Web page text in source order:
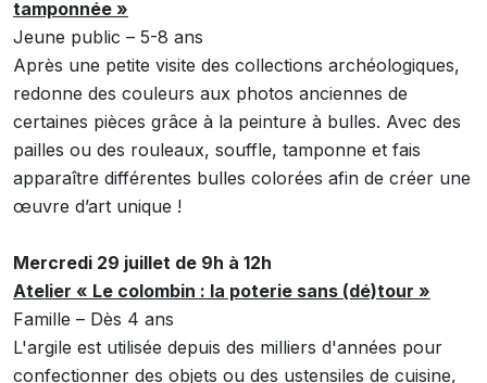
tamponnée »
Jeune public – 5-8 ans
Après une petite visite des collections archéologiques,
redonne des couleurs aux photos anciennes de
certaines pièces grâce à la peinture à bulles. Avec des
pailles ou des rouleaux, souffle, tamponne et fais
apparaître différentes bulles colorées afin de créer une
œuvre d’art unique !
Mercredi 29 juillet de 9h à 12h
Atelier « Le colombin : la poterie sans (dé)tour »
Famille – Dès 4 ans
L'argile est utilisée depuis des milliers d'années pour
confectionner des objets ou des ustensiles de cuisine,